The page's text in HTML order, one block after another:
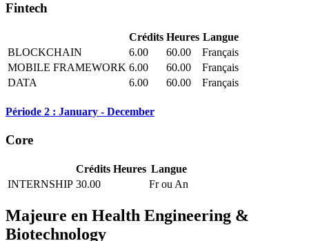
Fintech
Crédits Heures Langue
BLOCKCHAIN
6.00 60.00
Français
MOBILE FRAMEWORK 6.00 60.00
Français
DATA
6.00 60.00 Français
Période 2 : January - December
Core
Crédits Heures Langue
INTERNSHIP 30.00 Fr ou An
Majeure en Health Engineering &
Biotechnology